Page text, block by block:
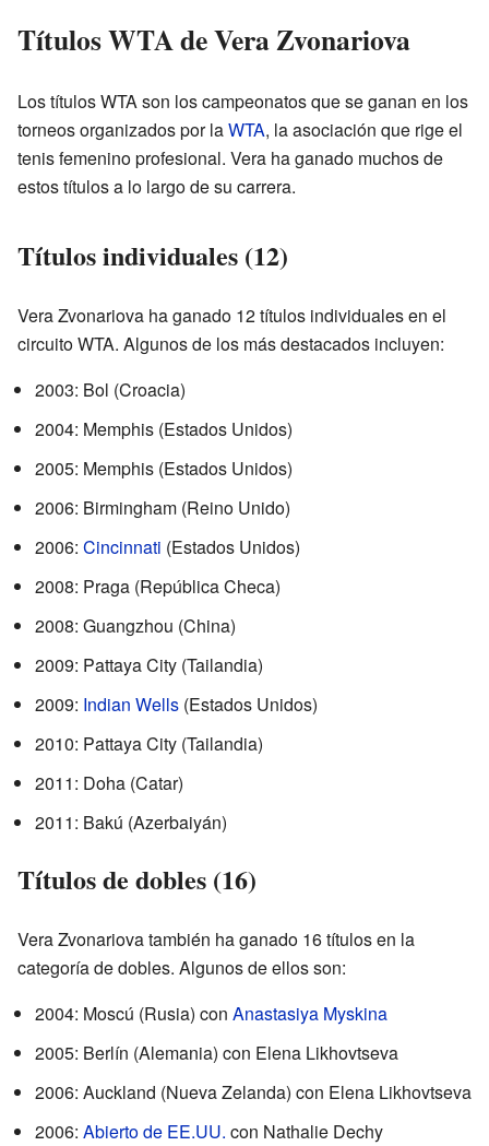
Títulos WTA de Vera Zvonariova
Los títulos WTA son los campeonatos que se ganan en los
torneos organizados por laWTA, la asociación que rige el
tenis femenino profesional. Vera ha ganado muchos de
estos títulos a lo largo de su carrera.
Títulos individuales (12)
Vera Zvonariova ha ganado 12 títulos individuales en el
circuito WTA. Algunos de los más destacados incluyen:
2003: Bol (Croacia)
2004: Memphis (Estados Unidos)
2005: Memphis (Estados Unidos)
2006: Birmingham (Reino Unido)
2006: Cincinnati (Estados Unidos)
2008: Praga (República Checa)
2008: Guangzhou (China)
2009: Pattaya City (Tailandia)
2009: Indian Wells (Estados Unidos)
2010: Pattaya City (Tailandia)
2011: Doha (Catar)
2011: Bakú (Azerbaiyán)
Títulos de dobles (16)
Vera Zvonariova también ha ganado 16 títulos en la
categoría de dobles. Algunos de ellos son:
2004: Moscú (Rusia) con Anastasiya Myskina
2005: Berlín (Alemania) con Elena Likhovtseva
2006: Auckland (Nueva Zelanda) con Elena Likhovtseva
2006: Abierto de EE.UU. con Nathalie Dechy